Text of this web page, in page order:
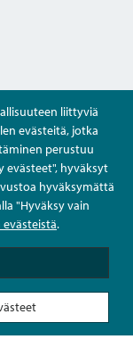
liittyviä
evästeitä, jotka
perustuu
evästeet", hyväksyt
hyväksymättä
"Hyväksy vain
.